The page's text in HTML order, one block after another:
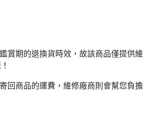
賞期的退換貨時效，故該商品僅提供維
回商品的運費，維修廠商則會幫您負擔